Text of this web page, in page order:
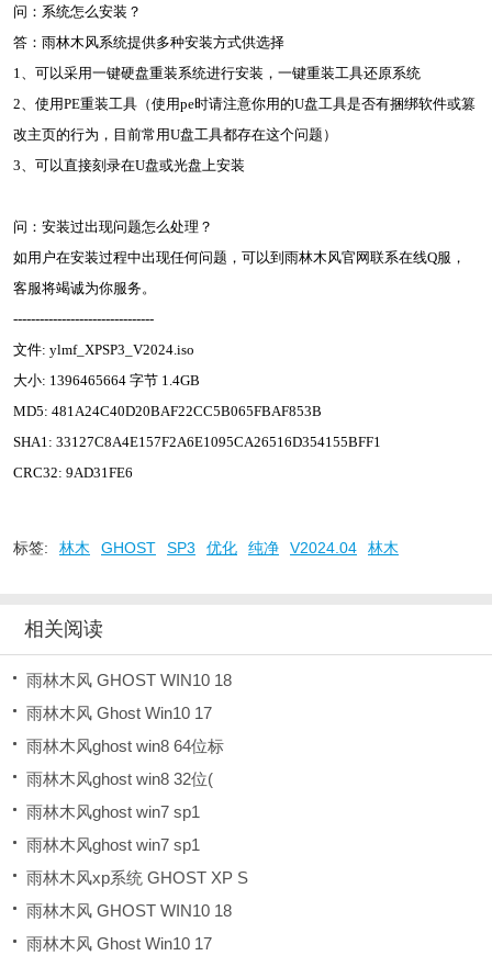
问：系统怎么安装？
答：雨林木风系统提供多种安装方式供选择
1、可以采用一键硬盘重装系统进行安装，一键重装工具还原系统
2、使用PE重装工具（使用pe时请注意你用的U盘工具是否有捆绑软件或篡
改主页的行为，目前常用U盘工具都存在这个问题）
3、可以直接刻录在U盘或光盘上安装
问：安装过出现问题怎么处理？
如用户在安装过程中出现任何问题，可以到雨林木风官网联系在线Q服，
客服将竭诚为你服务。
--------------------------------
文件: ylmf_XPSP3_V2024.iso
大小: 1396465664 字节 1.4GB
MD5: 481A24C40D20BAF22CC5B065FBAF853B
SHA1: 33127C8A4E157F2A6E1095CA26516D354155BFF1
CRC32: 9AD31FE6
标签: 林木 GHOST SP3 优化 纯净 V2024.04 林木
相关阅读
雨林木风 GHOST WIN10 18
雨林木风 Ghost Win10 17
雨林木风ghost win8 64位标
雨林木风ghost win8 32位(
雨林木风ghost win7 sp1
雨林木风ghost win7 sp1
雨林木风xp系统 GHOST XP S
雨林木风 GHOST WIN10 18
雨林木风 Ghost Win10 17